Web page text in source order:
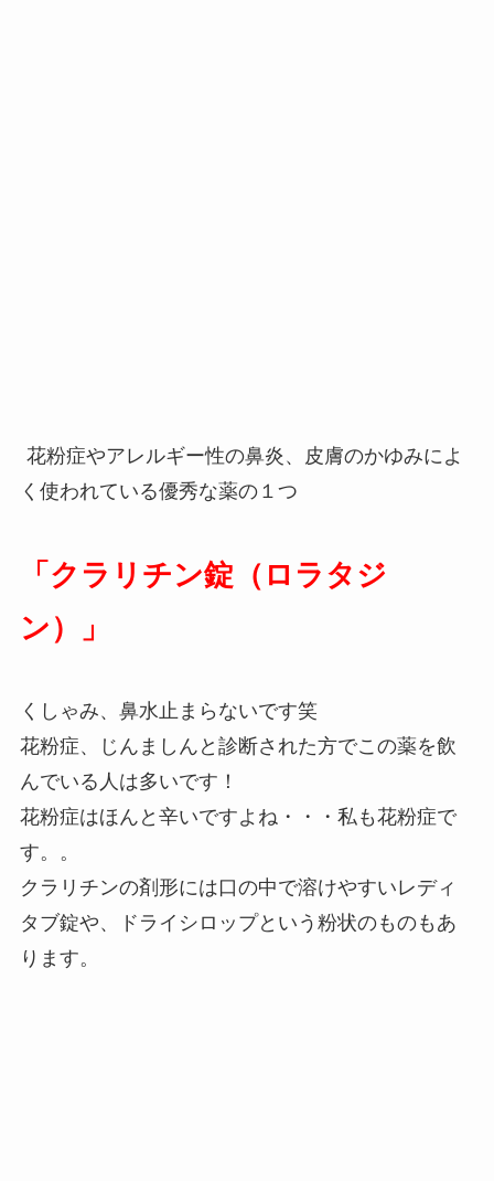
花粉症やアレルギー性の鼻炎、皮膚のかゆみによ
く使われている優秀な薬の１つ
「クラリチン錠（ロラタジ
ン）」
くしゃみ、鼻水止まらないです笑
花粉症、じんましんと診断された方でこの薬を飲
んでいる人は多いです！
花粉症はほんと辛いですよね・・・私も花粉症で
す。。
クラリチンの剤形には口の中で溶けやすいレディ
タブ錠や、ドライシロップという粉状のものもあ
ります。